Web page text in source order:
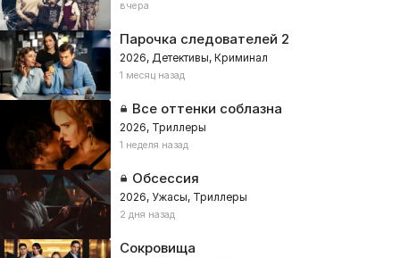
вчера
Парочка следователей 2
2026, Детективы, Криминал
1 месяц назад
Все оттенки соблазна
2026, Триллеры
1 неделя назад
Обсессия
2026, Ужасы, Триллеры
2 дня назад
Сокровища